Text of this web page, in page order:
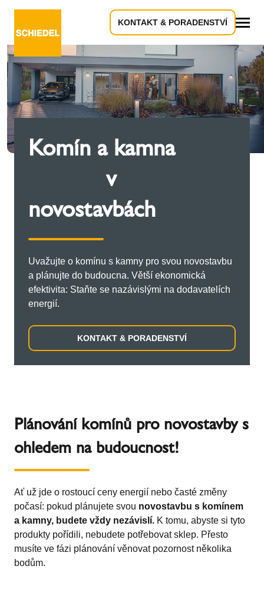
KONTAKT & PORADENSTVÍ
Komín a kamna
v
novostavbách
Uvažujte o komínu s kamny pro svou novostavbu
a plánujte do budoucna. Větší ekonomická
efektivita: Staňte se nazávislými na dodavatelích
energií.
KONTAKT & PORADENSTVÍ
Plánování komínů pro novostavby s
ohledem na budoucnost!
Ať už jde o rostoucí ceny energií nebo časté změny
počasí: pokud plánujete svou novostavbu s komínem
a kamny, budete vždy nezávislí. K tomu, abyste si tyto
produkty pořídili, nebudete potřebovat sklep. Přesto
musíte ve fázi plánování věnovat pozornost několika
bodům.